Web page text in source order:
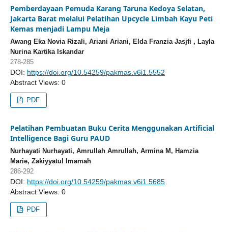
Pemberdayaan Pemuda Karang Taruna Kedoya Selatan,
Jakarta Barat melalui Pelatihan Upcycle Limbah Kayu Peti
Kemas menjadi Lampu Meja
Awang Eka Novia Rizali, Ariani Ariani, Elda Franzia Jasjfi , Layla
Nurina Kartika Iskandar
278-285
DOI: https://doi.org/10.54259/pakmas.v6i1.5552
Abstract Views: 0
PDF
Pelatihan Pembuatan Buku Cerita Menggunakan Artificial
Intelligence Bagi Guru PAUD
Nurhayati Nurhayati, Amrullah Amrullah, Armina M, Hamzia
Marie, Zakiyyatul Imamah
286-292
DOI: https://doi.org/10.54259/pakmas.v6i1.5685
Abstract Views: 0
PDF